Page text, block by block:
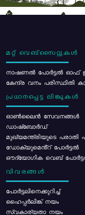
മറ്റ് വെബ്സൈറ്റുകൾ
നാഷണൽ പോർട്ടൽ ഓഫ്
കേന്ദ്ര വനം പരിസ്ഥിതി
പ്രധാനപ്പെട്ട ലിങ്കുകൾ
ഓൺലൈൻ സേവനങ്ങൾ
ഡാഷ്ബോർഡ്
മുഖ്യമന്ത്രിയുടെ പരാതി
ഡോക്യുമെൻ്റ് പോർട്ടൽ
ഔദ്യോഗിക വെബ്
വിവരങ്ങൾ
പോര്‍ട്ടലിനെക്കുറിച്ച്
ഹൈപ്പർലിങ്ക് നയം
സ്വകാര്യതാ നയം